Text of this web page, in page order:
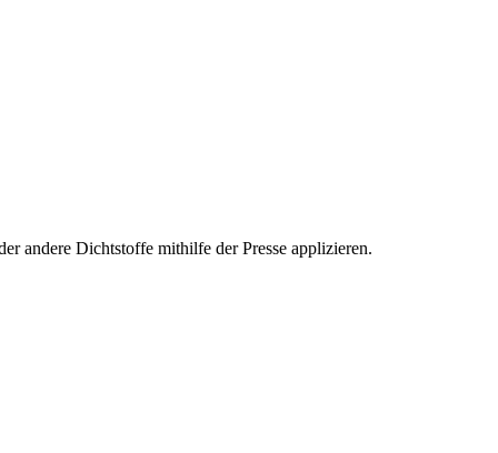
andere Dichtstoffe mithilfe der Presse applizieren.